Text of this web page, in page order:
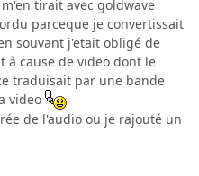
tirait avec goldwave
parceque je convertissait
souvant j'etait obligé de
à cause de video dont le
traduisait par une bande
video
de l'audio ou je rajouté un